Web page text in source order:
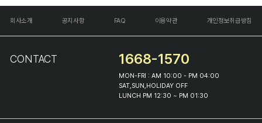
회사소개 공지사항 FAQ 이용약관 개인정보취급방침
CONTACT 1668-1570
MON-FRI : AM 10:00 - PM 04:00
SAT,SUN,HOLIDAY OFF
LUNCH PM 12:30 ~ PM 01:30